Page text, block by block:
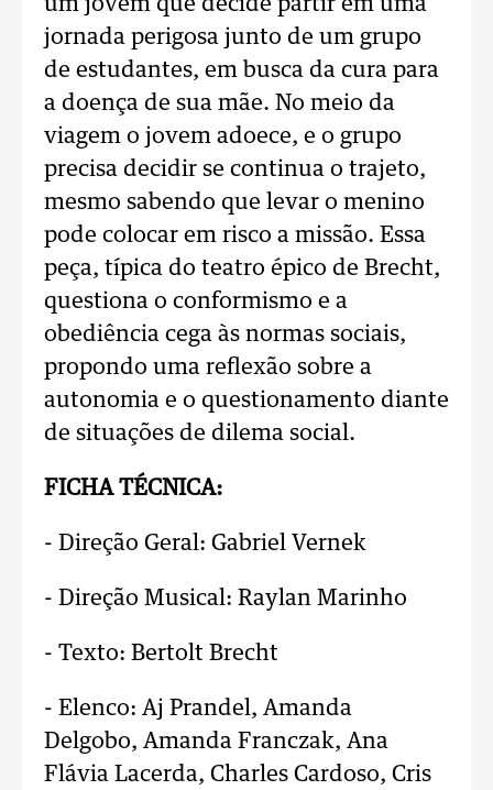
um jovem que decide partir em uma
jornada perigosa junto de um grupo
de estudantes, em busca da cura para
a doença de sua mãe. No meio da
viagem o jovem adoece, e o grupo
precisa decidir se continua o trajeto,
mesmo sabendo que levar o menino
pode colocar em risco a missão. Essa
peça, típica do teatro épico de Brecht,
questiona o conformismo e a
obediência cega às normas sociais,
propondo uma reflexão sobre a
autonomia e o questionamento diante
de situações de dilema social.
FICHA TÉCNICA:
- Direção Geral: Gabriel Vernek
- Direção Musical: Raylan Marinho
- Texto: Bertolt Brecht
- Elenco: Aj Prandel, Amanda
Delgobo, Amanda Franczak, Ana
Flávia Lacerda, Charles Cardoso, Cris